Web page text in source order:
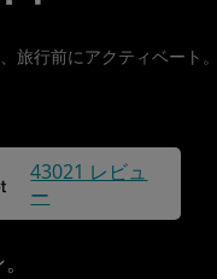
行前にアクティベート
43021 レビュ
ー